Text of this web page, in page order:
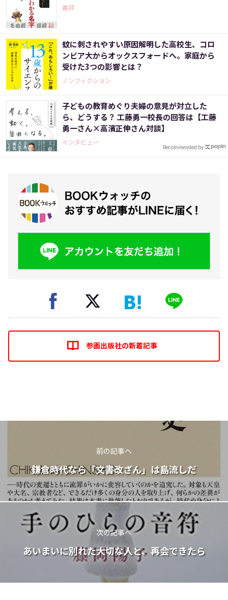
書評
蚊に刺されやすい原因解明した高校生、コロ
ンビア大からオックスフォードへ。家庭から
受けた3つの影響とは？
ノンフィクション
子どもの教育めぐり夫婦の意見が対立した
ら、どうする？ 工藤勇一校長の回答は【工藤
勇一さん×高濱正伸さん対談】
インタビュー
Recommended by
参画出版社の新着記事
前の記事へ
鎌倉時代なら「文書改ざん」は島流しだ
次の記事へ
あいまいに別れた大切な人と、再会できたら